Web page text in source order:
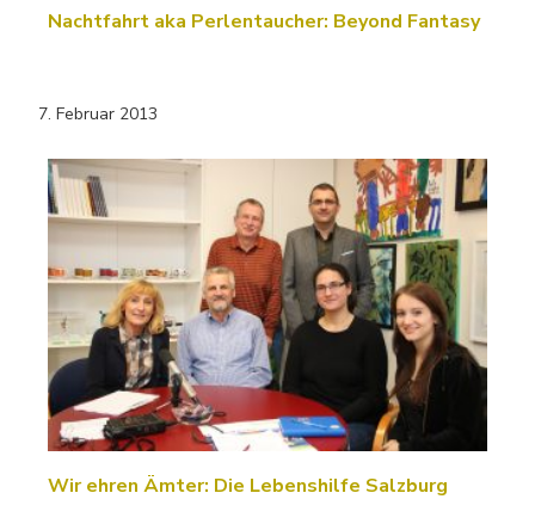
Nachtfahrt aka Perlentaucher: Beyond Fantasy
7. Februar 2013
Wir ehren Ämter: Die Lebenshilfe Salzburg